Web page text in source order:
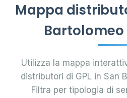
Mappa
Bartolomeo
Utilizza la mappa
distributori di GPL in San
Filtra per tipologia di